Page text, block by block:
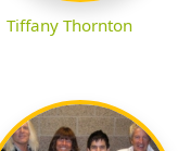
Tiffany Thornton